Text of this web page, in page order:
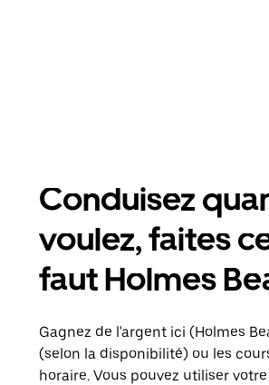
Conduisez
voulez, faites
faut Holmes
Gagnez de l'argent ici (Holmes
(selon la disponibilité) ou les
horaire. Vous pouvez utiliser